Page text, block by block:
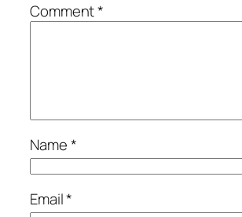
Comment*
Name*
Email*